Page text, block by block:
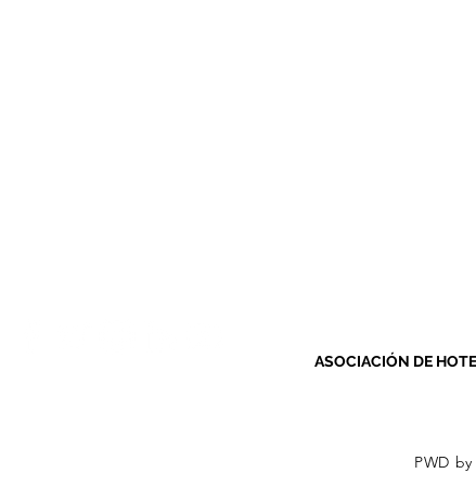
ASOCIACIÓN DE
PWD by